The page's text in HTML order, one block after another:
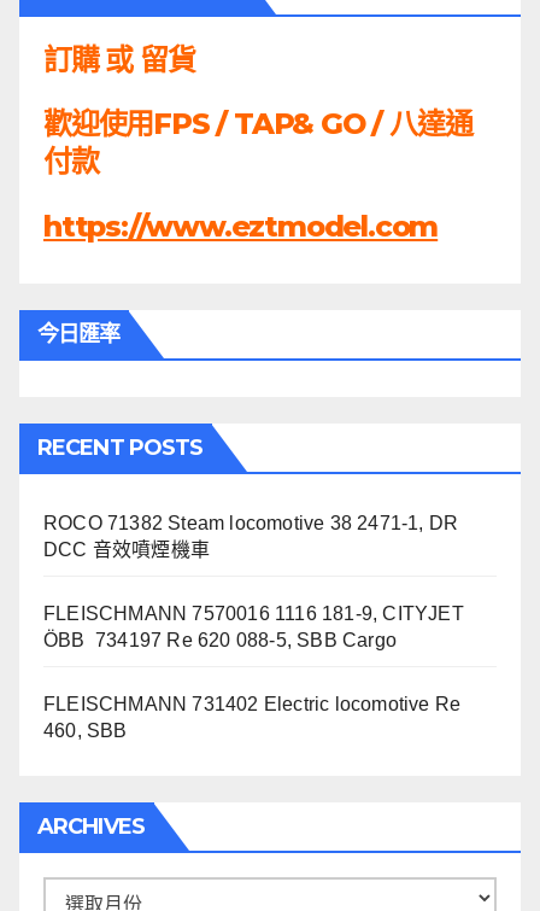
訂購 或 留貨
歡迎使用FPS / TAP& GO / 八達通
付款
https://www.eztmodel.com
今日匯率
RECENT POSTS
ROCO 71382 Steam locomotive 38 2471-1, DR
DCC 音效噴煙機車
FLEISCHMANN 7570016 1116 181-9, CITYJET
ÖBB 734197 Re 620 088-5, SBB Cargo
FLEISCHMANN 731402 Electric locomotive Re
460, SBB
ARCHIVES
Archives